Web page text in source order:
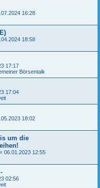
16:28
18:58
17:17
Börsentalk
17:04
18:02
um die
« 06.01.2023 12:55
02:56